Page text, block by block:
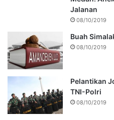
Jalanan
08/10/2019
Buah
08/10/2019
Pelantikan
TNI-Polri
08/10/2019